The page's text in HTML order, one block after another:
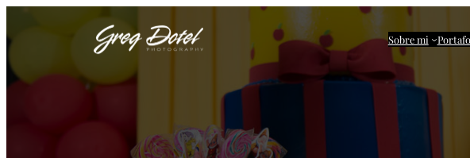
Sobre mi